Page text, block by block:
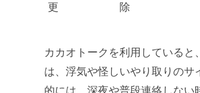
更
除
カカオトークを利用している
は、浮気や怪しいやり取りの
的には、深夜や普段連絡しな